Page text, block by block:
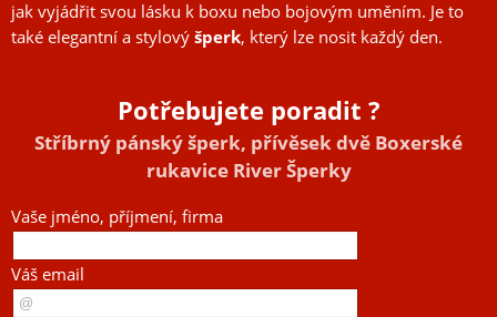
jak vyjádřit svou lásku k boxu nebo bojovým uměním. Je to
také elegantní a stylovýšperk, který lze nosit každý den.
Potřebujete poradit ?
Stříbrný pánský šperk, přívěsek dvě Boxerské
rukavice River Šperky
Vaše jméno, příjmení, firma
Váš email